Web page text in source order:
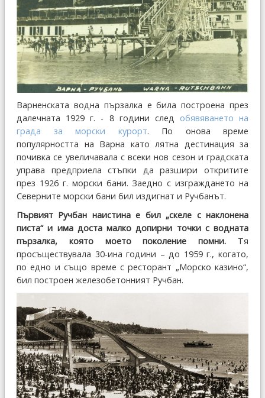
Варненската водна пързалка е била построена през
далечната 1929 г. - 8 години след обявяването на
града за морски курорт. По онова време
популярността на Варна като лятна дестинация за
почивка се увеличавала с всеки нов сезон и градската
управа предприела стъпки да разшири откритите
през 1926 г. морски бани. Заедно с изграждането на
Северните морски бани бил издигнат и Ручбанът.
Първият Ручбан наистина е бил „скеле с наклонена
писта“ и има доста малко допирни точки с водната
пързалка, която моето поколение помни. Тя
просъществувала 30-ина години – до 1959 г., когато,
по едно и също време с ресторант „Морско казино“,
бил построен железобетонният Ручбан.